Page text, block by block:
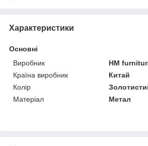
Характеристики
Основні
Виробник
HM
Країна виробник
Китай
Колір
Матеріал
Метал